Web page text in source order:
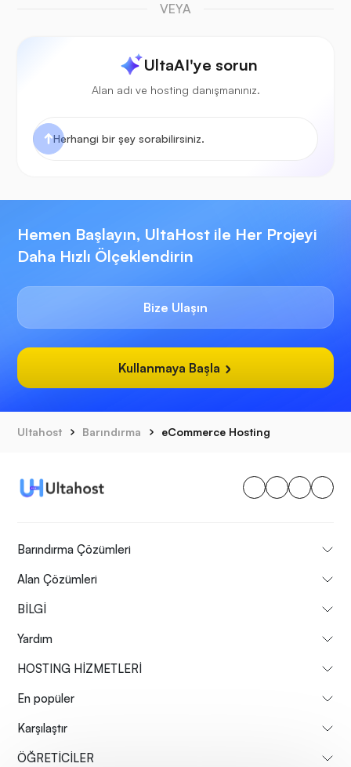
VEYA
UltaAI'ye sorun
Alan adı ve hosting danışmanınız.
Hemen Başlayın, UltaHost ile Her Projeyi
Daha Hızlı Ölçeklendirin
Bize Ulaşın
Kullanmaya Başla
Ultahost Barındırma eCommerce Hosting
Barındırma Çözümleri
Alan Çözümleri
BİLGİ
Yardım
HOSTING HİZMETLERİ
En popüler
Karşılaştır
ÖĞRETİCİLER